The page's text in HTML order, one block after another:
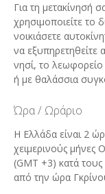
Για τη μετακίνησή
χρησιμοποιείτε το
νοικιάσετε
να
νησί, το λεωφορείο
ή με θαλάσσια
Ώρα / Ωράριο
Η Ελλάδα είναι 2
χειμερινούς μήνες
(GMT +3) κατά
από την ώρα